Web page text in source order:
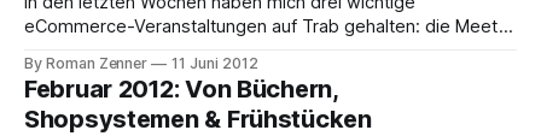
eCommerce-Veranstaltungen auf Trab gehalten: die Meet
schließlich der Shopware Community Day in Ahaus. Über
alle drei hatte ich bereits auf ecomPunk.com berichtet
(genauer gesagt in Thoughts on Meet Magento 6.12,
By Roman Zenner 11 Juni 2012
Februar 2012: Von Büchern,
Shopsystemen & Frühstücken